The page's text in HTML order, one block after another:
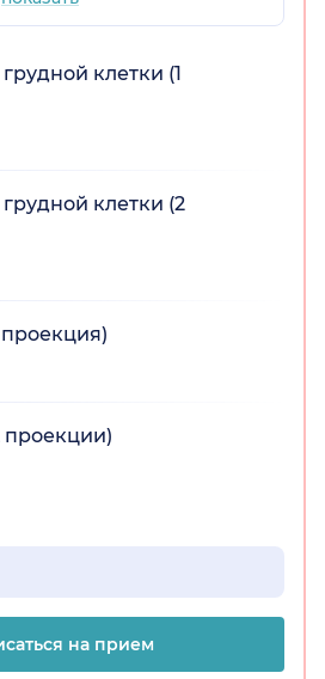
клетки (1
клетки (2
проекция)
проекции)
на прием